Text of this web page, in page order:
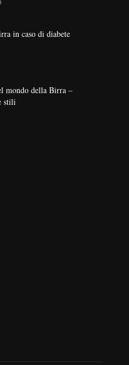
in caso di diabete
mondo della Birra –
stili